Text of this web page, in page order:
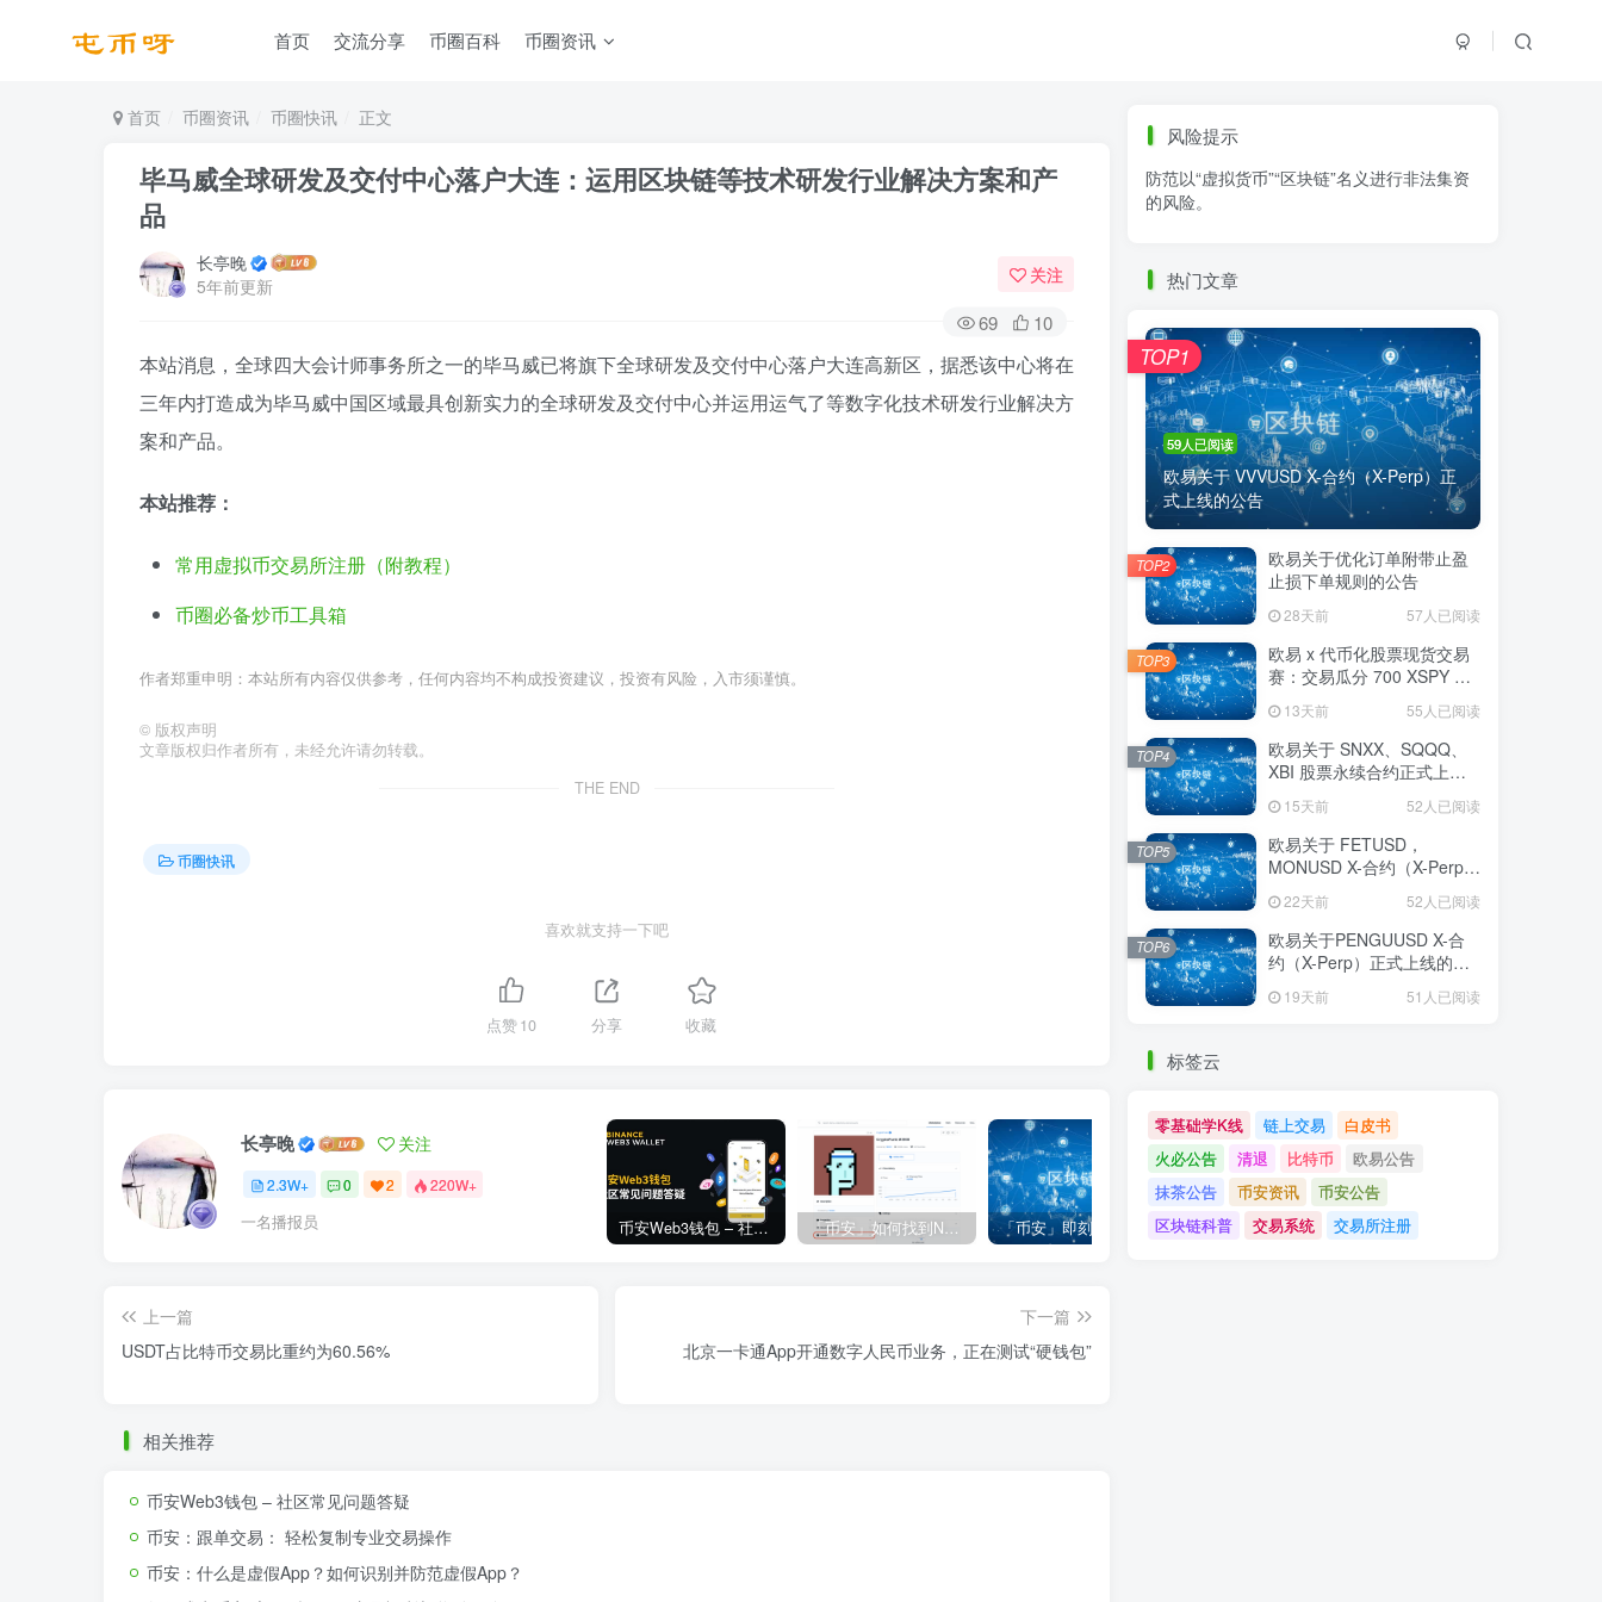
首页 交流分享 币圈百科 币圈资讯
首页 币圈资讯 币圈快讯 正文
毕马威全球研发及交付中心落户大连：运用区块链等技术研发行业解决方案和产
品
长亭晚
5年前更新
关注
69 10
本站消息，全球四大会计师事务所之一的毕马威已将旗下全球研发及交付中心落户大连高新区，据悉该中心将在
三年内打造成为毕马威中国区域最具创新实力的全球研发及交付中心并运用运气了等数字化技术研发行业解决方
案和产品。
本站推荐：
常用虚拟币交易所注册（附教程）
币圈必备炒币工具箱
作者郑重申明：本站所有内容仅供参考，任何内容均不构成投资建议，投资有风险，入市须谨慎。
© 版权声明
文章版权归作者所有，未经允许请勿转载。
THE END
币圈快讯
喜欢就支持一下吧
点赞10 分享 收藏
长亭晚 关注
2.3W+ 0 2 220W+
一名播报员 币安Web3钱包 – 社区常见问题答疑 「币安」如何找到NFT合约地址？ 「欧易OKX」关于支持BNB Smart Chain（BEP20）网络升级和硬分叉的公告
上一篇
USDT占比特币交易比重约为60.56%
下一篇
北京一卡通App开通数字人民币业务，正在测试“硬钱包”
相关推荐
币安Web3钱包 – 社区常见问题答疑
币安：跟单交易： 轻松复制专业交易操作
币安：什么是虚假App？如何识别并防范虚假App？
零基础学K线 链上交易
白皮书
火必公告
区块链科普
风险提示
防范以“虚拟货币”“区块链”名义进行非法集资
的风险。
热门文章
59人已阅读
欧易关于 VVVUSD X-合约（X-Perp）正
式上线的公告
TOP1
欧易关于优化订单附带止盈
止损下单规则的公告
28天前 57人已阅读
TOP2
欧易 x 代币化股票现货交易
赛：交易瓜分 700 XSPY 奖
13天前 55人已阅读
TOP3
欧易关于 SNXX、SQQQ、
XBI 股票永续合约正式上线
15天前 52人已阅读
TOP4
欧易关于 FETUSD，
MONUSD X-合约（X-Perp）
22天前 52人已阅读
TOP5
欧易关于PENGUUSD X-合
约（X-Perp）正式上线的公
19天前 51人已阅读
TOP6
标签云
零基础学K线 链上交易
白皮书
火必公告
清退 比特币
欧易公告
抹茶公告
币安资讯
币安公告
区块链科普
交易系统 交易所注册